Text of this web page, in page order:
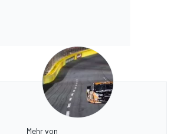
Mehr von